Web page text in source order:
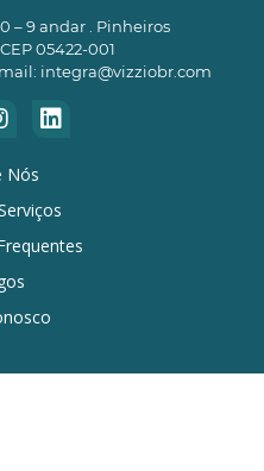
– 9 andar . Pinheiros
05422-001
integra@vizziobr.com
Nós